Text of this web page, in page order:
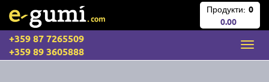
Продукти: 0
0.00
+359 87 7265509
+359 89 3605888